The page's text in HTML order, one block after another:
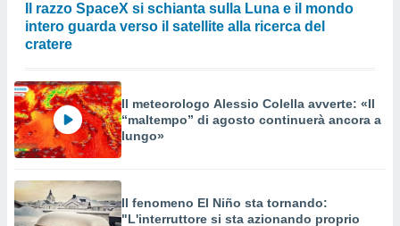
Il razzo SpaceX si schianta sulla Luna e il mondo
intero guarda verso il satellite alla ricerca del
cratere
Il meteorologo Alessio Colella avverte: «Il
“maltempo” di agosto continuerà ancora a
lungo»
Il fenomeno El Niño sta tornando:
"L'interruttore si sta azionando proprio